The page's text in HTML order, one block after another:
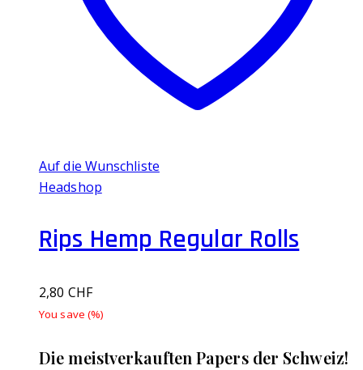
Auf die Wunschliste
Headshop
Rips Hemp Regular Rolls
2,80 CHF
You save (%)
Die meistverkauften Papers der Schweiz!